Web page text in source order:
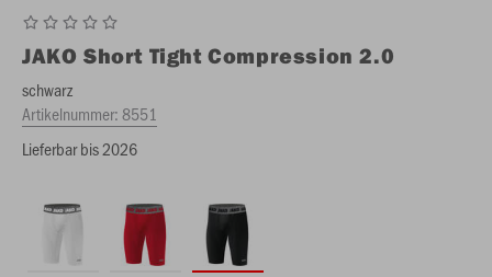
JAKO Short Tight Compression 2.0
schwarz
Artikelnummer:8551
Lieferbar bis 2026